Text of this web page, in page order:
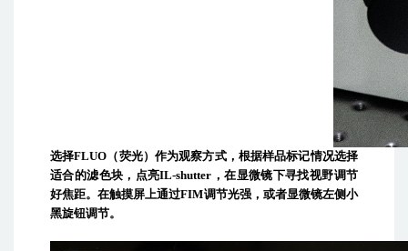
选择FLUO （荧光）作为观察方式，根据样品标记情况选择
适合的滤色块，点亮IL-shutter ，在显微镜下寻找视野调节
好焦距。在触摸屏上通过FIM调节光强，或者显微镜左侧小
黑旋钮调节。